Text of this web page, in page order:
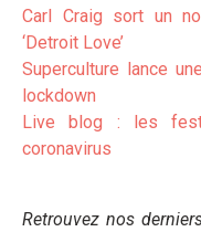
Carl Craig sort un
‘Detroit Love’
Superculture lance
lockdown
Live blog : les
coronavirus
Retrouvez nos